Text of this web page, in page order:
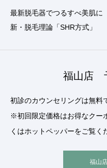
最新脱毛器でつるすべ美肌に
新・脱毛理論「SHR方式」
福山店
初診のカウンセリングは無料
※初回限定価格はお得なクー
くはホットペッパーをご覧く
福山